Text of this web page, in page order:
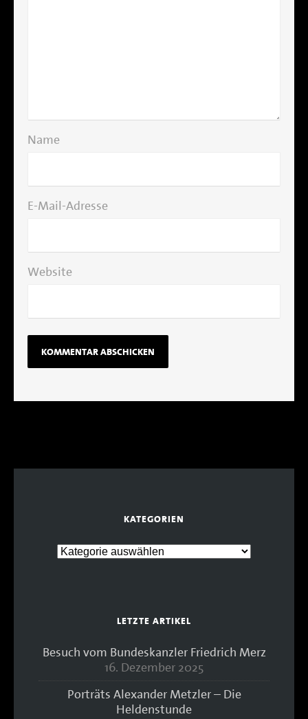
Name
E-Mail-Adresse
Website
KATEGORIEN
LETZTE ARTIKEL
Besuch vom Bundeskanzler Friedrich Merz
16. Dezember 2025
Porträts Alexander Metzler – Die
Heldenstunde